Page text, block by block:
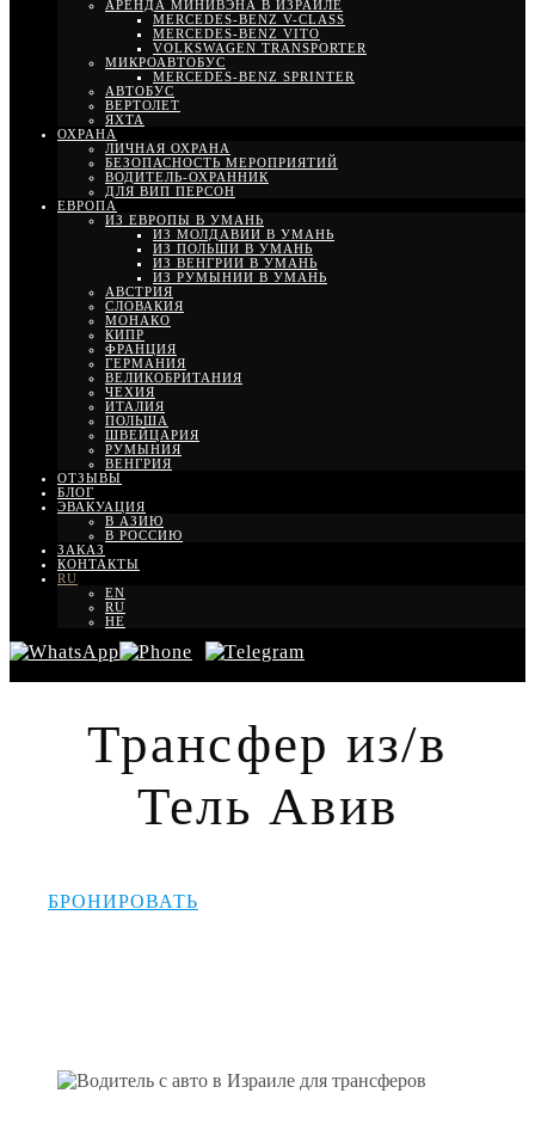
АРЕНДА МИНИВЭНА В ИЗРАИЛЕ
MERCEDES-BENZ V-CLASS
MERCEDES-BENZ VITO
VOLKSWAGEN TRANSPORTER
МИКРОАВТОБУС
MERCEDES-BENZ SPRINTER
АВТОБУС
ВЕРТОЛЕТ
ЯХТА
ОХРАНА
ЛИЧНАЯ ОХРАНА
БЕЗОПАСНОСТЬ МЕРОПРИЯТИЙ
ВОДИТЕЛЬ-ОХРАННИК
ДЛЯ ВИП ПЕРСОН
ЕВРОПА
ИЗ ЕВРОПЫ В УМАНЬ
ИЗ МОЛДАВИИ В УМАНЬ
ИЗ ПОЛЬШИ В УМАНЬ
ИЗ ВЕНГРИИ В УМАНЬ
ИЗ РУМЫНИИ В УМАНЬ
АВСТРИЯ
СЛОВАКИЯ
МОНАКО
КИПР
ФРАНЦИЯ
ГЕРМАНИЯ
ВЕЛИКОБРИТАНИЯ
ЧЕХИЯ
ИТАЛИЯ
ПОЛЬША
ШВЕЙЦАРИЯ
РУМЫНИЯ
ВЕНГРИЯ
ОТЗЫВЫ
БЛОГ
ЭВАКУАЦИЯ
В АЗИЮ
В РОССИЮ
ЗАКАЗ
КОНТАКТЫ
RU
EN
RU
HE
Трансфер из/в
Тель Авив
БРОНИРОВАТЬ